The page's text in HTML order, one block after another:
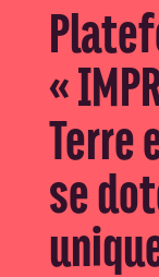
«
Terre
se